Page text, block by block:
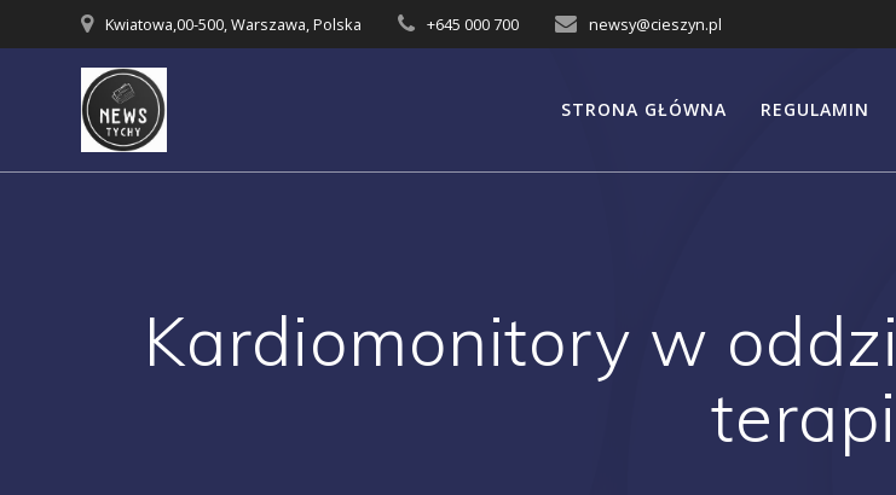
to
Kwiatowa,00-500, Warszawa, Polska +645 000 700 newsy@cieszyn.pl
STRONA GŁÓWNA REGULAMIN
Kardiomonitory w